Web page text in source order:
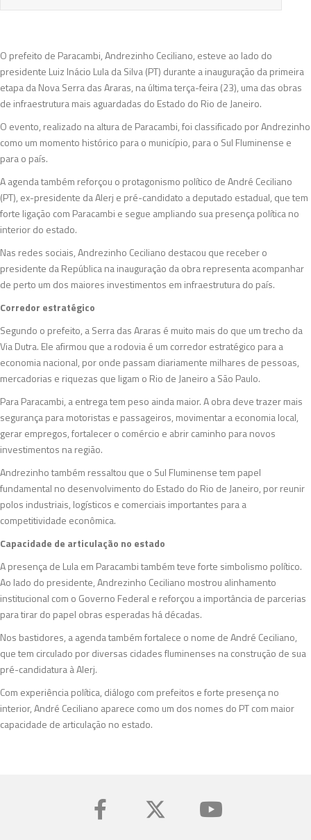
O prefeito de Paracambi, Andrezinho Ceciliano, esteve ao lado do
presidente Luiz Inácio Lula da Silva (PT) durante a inauguração da primeira
etapa da Nova Serra das Araras, na última terça-feira (23), uma das obras
de infraestrutura mais aguardadas do Estado do Rio de Janeiro.
O evento, realizado na altura de Paracambi, foi classificado por Andrezinho
como um momento histórico para o município, para o Sul Fluminense e
para o país.
A agenda também reforçou o protagonismo político de André Ceciliano
(PT), ex-presidente da Alerj e pré-candidato a deputado estadual, que tem
forte ligação com Paracambi e segue ampliando sua presença política no
interior do estado.
Nas redes sociais, Andrezinho Ceciliano destacou que receber o
presidente da República na inauguração da obra representa acompanhar
de perto um dos maiores investimentos em infraestrutura do país.
Corredor estratégico
Segundo o prefeito, a Serra das Araras é muito mais do que um trecho da
Via Dutra. Ele afirmou que a rodovia é um corredor estratégico para a
economia nacional, por onde passam diariamente milhares de pessoas,
mercadorias e riquezas que ligam o Rio de Janeiro a São Paulo.
Para Paracambi, a entrega tem peso ainda maior. A obra deve trazer mais
segurança para motoristas e passageiros, movimentar a economia local,
gerar empregos, fortalecer o comércio e abrir caminho para novos
investimentos na região.
Andrezinho também ressaltou que o Sul Fluminense tem papel
fundamental no desenvolvimento do Estado do Rio de Janeiro, por reunir
polos industriais, logísticos e comerciais importantes para a
competitividade econômica.
Capacidade de articulação no estado
A presença de Lula em Paracambi também teve forte simbolismo político.
Ao lado do presidente, Andrezinho Ceciliano mostrou alinhamento
institucional com o Governo Federal e reforçou a importância de parcerias
para tirar do papel obras esperadas há décadas.
Nos bastidores, a agenda também fortalece o nome de André Ceciliano,
que tem circulado por diversas cidades fluminenses na construção de sua
pré-candidatura à Alerj.
Com experiência política, diálogo com prefeitos e forte presença no
interior, André Ceciliano aparece como um dos nomes do PT com maior
capacidade de articulação no estado.